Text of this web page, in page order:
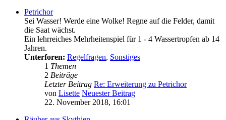
Petrichor
Sei Wasser! Werde eine Wolke! Regne auf die Felder, damit
die Saat wächst.
Ein lehrreiches Mehrheitenspiel für 1 - 4 Wassertropfen ab 14
Jahren.
Unterforen: Regelfragen, Sonstiges
1 Themen
2 Beiträge
Letzter Beitrag Re: Erweiterung zu Petrichor
von Lisette Neuester Beitrag
22. November 2018, 16:01